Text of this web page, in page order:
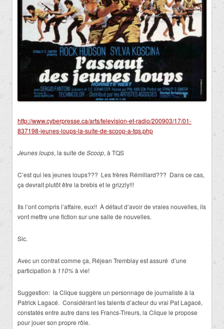
http://www.cyberpresse.ca/arts/television-et-radio/200903/17/01-
837198-jeunes-loups-la-suite-de-scoop-a-tqs.php
Jeunes loups, la suite de Scoop, à TQS
C’est qui les jeunes loups??? Les frères Rémillard??? Dans ce cas,
ça devrait plutôt être la brebis et le grizzly!!!
Ils l’ont compris l’affaire, eux!! À défaut d’avoir de vraies nouvelles, ils
vont mettre une fiction sur une salle de nouvelles.
Sic.
Avec un contrat comme ça, Réjean Tremblay est assuré d’une
participation à 110% à vie!
Suggestion: la Clique suggère un personnage de journaliste à la
Patrick Lagacé. Considérant les talents d’acteur du vrai Pat Lagacé,
constatés entre autre dans les Francs-Tireurs, la Clique le propose
pour jouer son propre rôle.